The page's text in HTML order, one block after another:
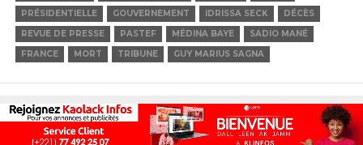
PRÉSIDENTIELLE
GOUVERNEMENT IDRISSA SECK
DÉCÈS
REVUE DE PRESSE
PASTEF MÉDINA BAYE
SADIO MANÉ
FRANCE
MORT TRIBUNE GUY MARIUS SAGNA